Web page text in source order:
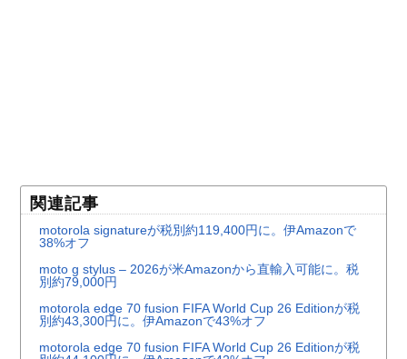
関連記事
motorola signatureが税別約119,400円に。伊Amazonで
38%オフ
moto g stylus – 2026が米Amazonから直輸入可能に。税
別約79,000円
motorola edge 70 fusion FIFA World Cup 26 Editionが税
別約43,300円に。伊Amazonで43%オフ
motorola edge 70 fusion FIFA World Cup 26 Editionが税